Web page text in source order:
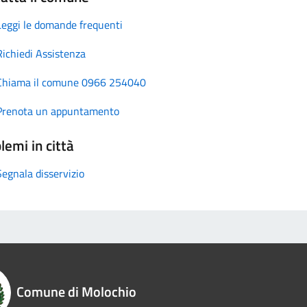
le domande frequenti
Assistenza
il comune 0966 254040
un appuntamento
in città
disservizio
Comune di Molochio